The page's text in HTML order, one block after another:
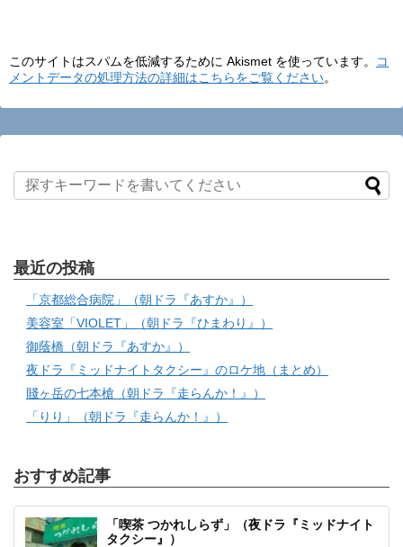
このサイトはスパムを低減するために Akismet を使っています。
コ
メントデータの処理方法の詳細はこちらをご覧ください。
最近の投稿
「京都総合病院」（朝ドラ『あすか』）
美容室「VIOLET」（朝ドラ『ひまわり』）
御蔭橋（朝ドラ『あすか』）
夜ドラ『ミッドナイトタクシー』のロケ地（まとめ）
賤ヶ岳の七本槍（朝ドラ『走らんか！』）
「りり」（朝ドラ『走らんか！』）
おすすめ記事
「喫茶 つかれしらず」（夜ドラ『ミッドナイト
タクシー』）